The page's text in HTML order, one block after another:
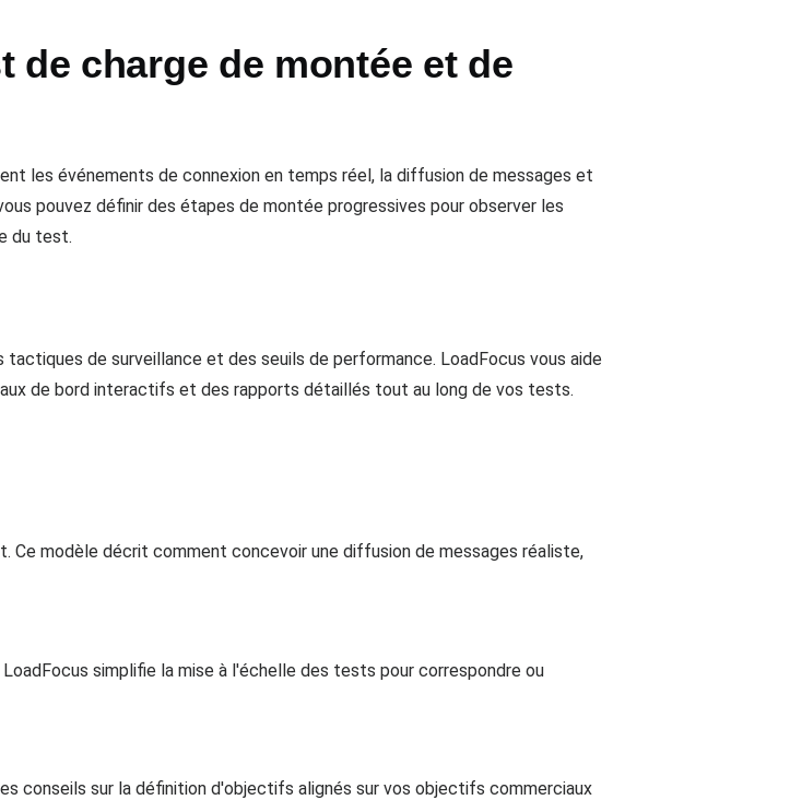
charge de montée et de
les événements de connexion en temps réel, la diffusion de messages et
pouvez définir des étapes de montée progressives pour observer les
du test.
de surveillance et des seuils de performance. LoadFocus vous aide
de bord interactifs et des rapports détaillés tout au long de vos tests.
Ce modèle décrit comment concevoir une diffusion de messages réaliste,
simplifie la mise à l'échelle des tests pour correspondre ou
conseils sur la définition d'objectifs alignés sur vos objectifs commerciaux